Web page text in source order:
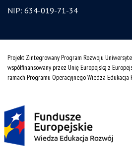
NIP: 634-019-71-34
Projekt Zintegrowany Program Rozwoju
współfinansowany przez Unię Europejską z
ramach Programu Operacyjnego Wiedza Edukacja